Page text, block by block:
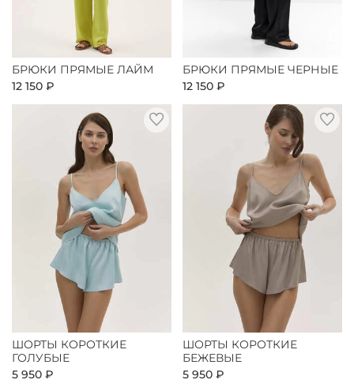
БРЮКИ ПРЯМЫЕ ЛАЙМ
12 150 ₽
БРЮКИ ПРЯМЫЕ ЧЕРНЫЕ
12 150 ₽
ШОРТЫ КОРОТКИЕ
ГОЛУБЫЕ
5 950 ₽
ШОРТЫ КОРОТКИЕ
БЕЖЕВЫЕ
5 950 ₽